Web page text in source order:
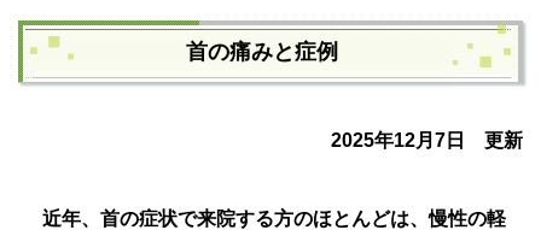
首の痛みと症例
2025年12月7日 更新
近年、首の症状で来院する方のほとんどは、慢性の軽